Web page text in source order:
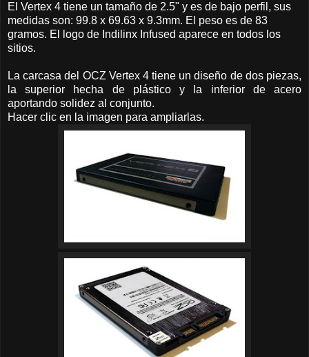
El Vertex 4 tiene un tamaño de 2.5" y es de bajo perfil, sus
medidas son: 99.8 x 69.63 x 9.3mm. El peso es de 83
gramos. El logo de Indilinx Infused aparece en todos los
sitios.
La carcasa del OCZ Vertex 4 tiene un diseño de dos piezas,
la superior hecha de plástico y la inferior de acero
aportando solidez al conjunto.
Hacer clic en la imagen para ampliarlas.